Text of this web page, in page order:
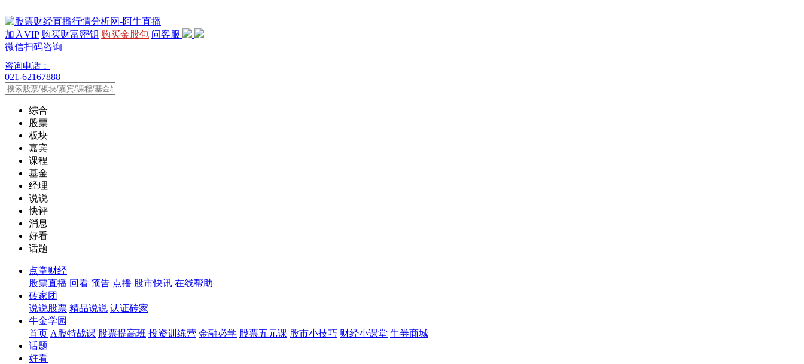
加入VIP 购买财富密钥 购买金股包 问客服
微信扫码咨询
咨询电话：
021-62167888
综合
股票
板块
嘉宾
课程
基金
经理
说说
快评
消息
好看
话题
点掌财经
股票直播 回看 预告 点播 股市快讯 在线帮助
砖家团
说说股票 精品说说 认证砖家
牛金学园
首页 A股特战课 股票提高班 投资训练营 金融必学 股票五元课 股市小技巧 财经小课堂 牛券商城
话题
好看